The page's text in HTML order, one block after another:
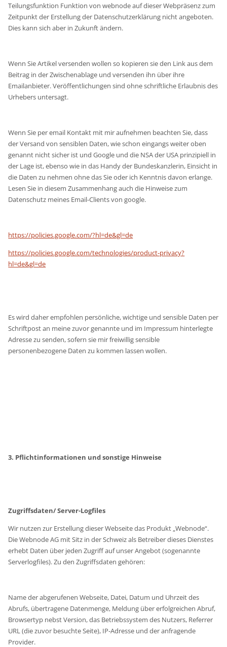
Teilungsfunktion Funktion von webnode auf dieser Webpräsenz zum
Zeitpunkt der Erstellung der Datenschutzerklärung nicht angeboten.
Dies kann sich aber in Zukunft ändern.
Wenn Sie Artikel versenden wollen so kopieren sie den Link aus dem
Beitrag in der Zwischenablage und versenden ihn über ihre
Emailanbieter. Veröffentlichungen sind ohne schriftliche Erlaubnis des
Urhebers untersagt.
Wenn Sie per email Kontakt mit mir aufnehmen beachten Sie, dass
der Versand von sensiblen Daten, wie schon eingangs weiter oben
genannt nicht sicher ist und Google und die NSA der USA prinzipiell in
der Lage ist, ebenso wie in das Handy der Bundeskanzlerin, Einsicht in
die Daten zu nehmen ohne das Sie oder ich Kenntnis davon erlange.
Lesen Sie in diesem Zusammenhang auch die Hinweise zum
Datenschutz meines Email-Clients von google.
https://policies.google.com/?hl=de&gl=de
https://policies.google.com/technologies/product-privacy?
hl=de&gl=de
Es wird daher empfohlen persönliche, wichtige und sensible Daten per
Schriftpost an meine zuvor genannte und im Impressum hinterlegte
Adresse zu senden, sofern sie mir freiwillig sensible
personenbezogene Daten zu kommen lassen wollen.
3. Pflichtinformationen und sonstige Hinweise
Zugriffsdaten/ Server-Logfiles
Wir nutzen zur Erstellung dieser Webseite das Produkt „Webnode“.
Die Webnode AG mit Sitz in der Schweiz als Betreiber dieses Dienstes
erhebt Daten über jeden Zugriff auf unser Angebot (sogenannte
Serverlogfiles). Zu den Zugriffsdaten gehören:
Name der abgerufenen Webseite, Datei, Datum und Uhrzeit des
Abrufs, übertragene Datenmenge, Meldung über erfolgreichen Abruf,
Browsertyp nebst Version, das Betriebssystem des Nutzers, Referrer
URL (die zuvor besuchte Seite), IP-Adresse und der anfragende
Provider.